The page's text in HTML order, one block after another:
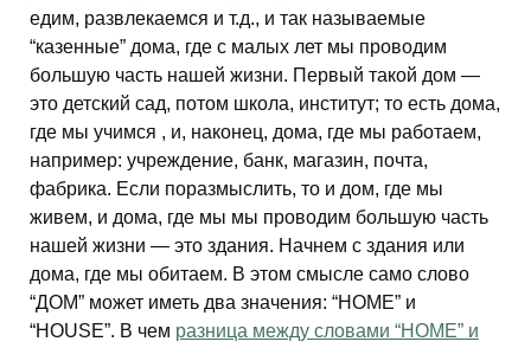
едим, развлекаемся и т.д., и так называемые
“казенные” дома, где с малых лет мы проводим
большую часть нашей жизни. Первый такой дом —
это детский сад, потом школа, институт; то есть дома,
где мы учимся , и, наконец, дома, где мы работаем,
например: учреждение, банк, магазин, почта,
фабрика. Если поразмыслить, то и дом, где мы
живем, и дома, где мы мы проводим большую часть
нашей жизни — это здания. Начнем с здания или
дома, где мы обитаем. В этом смысле само слово
“ДОМ” может иметь два значения: “HOME” и
“HOUSE”. В чем разница между словами “HOME” и